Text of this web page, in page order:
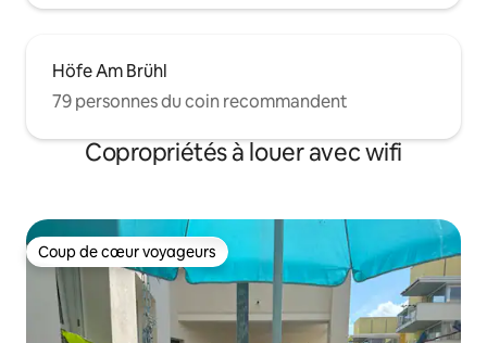
Höfe Am Brühl
79 personnes du coin recommandent
Copropriétés à louer avec wifi
Coup de cœur voyageurs
Coup de cœur voyageurs